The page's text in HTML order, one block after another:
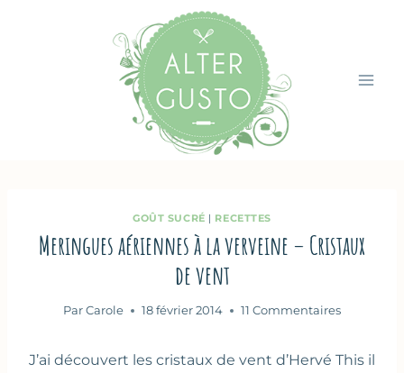
GOÛT SUCRÉ | RECETTES
Meringues aériennes à la verveine – Cristaux
de vent
Par Carole 18 février 2014 11 Commentaires
J’ai découvert les cristaux de vent d’Hervé This il